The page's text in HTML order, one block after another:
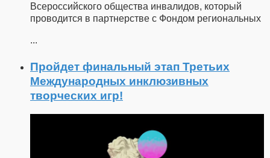
Всероссийского общества инвалидов, который
проводится в партнерстве с Фондом региональных
...
Пройдет финальный этап Третьих
Международных инклюзивных
творческих игр!